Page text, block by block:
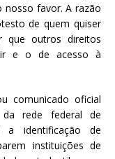
nosso favor. A razão
de quem quiser
que outros direitos
e o de acesso à
comunicado oficial
rede federal de
a identificação de
instituições de